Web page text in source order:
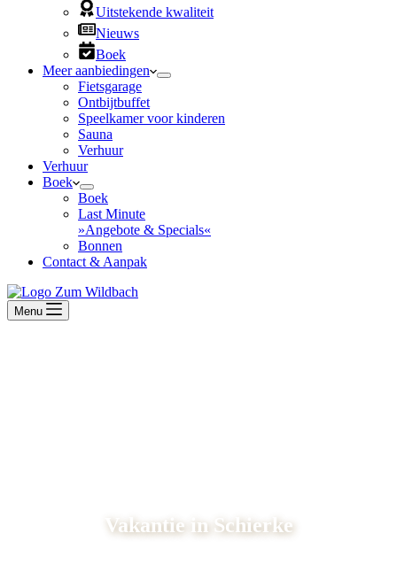
Uitstekende kwaliteit
Nieuws
Boek
Meer aanbiedingen
Fietsgarage
Ontbijtbuffet
Speelkamer voor kinderen
Sauna
Verhuur
Verhuur
Boek
Boek
Last Minute
»Angebote & Specials«
Bonnen
Contact & Aanpak
Menu
Vakantie in Schierke